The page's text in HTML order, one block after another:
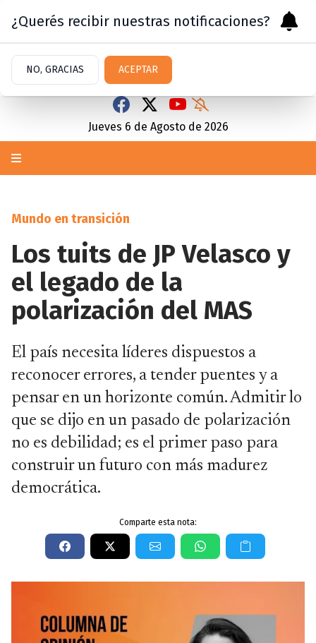
Jueves 6 de Agosto de 2026
Mundo en transición
Los tuits de JP Velasco y
el legado de la
polarización del MAS
El país necesita líderes dispuestos a
reconocer errores, a tender puentes y a
pensar en un horizonte común. Admitir lo
que se dijo en un pasado de polarización
no es debilidad; es el primer paso para
construir un futuro con más madurez
democrática.
Comparte esta nota:
¿Querés recibir nuestras notificaciones?
NO, GRACIAS ACEPTAR